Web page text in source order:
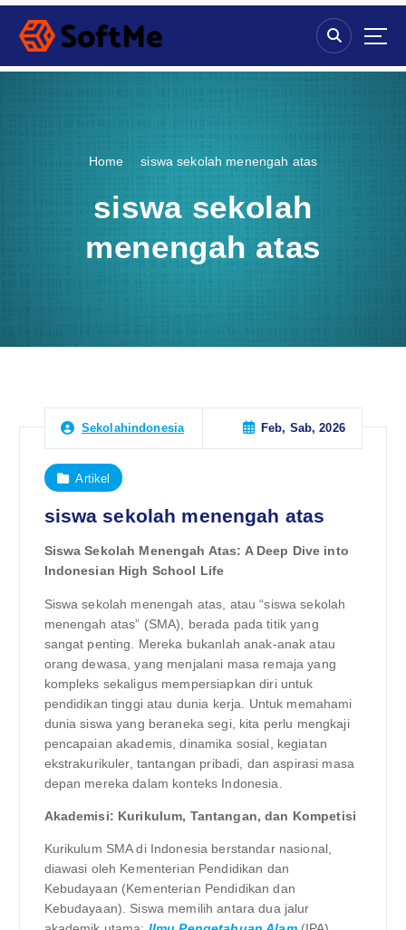
S
p
Home siswa sekolah menengah atas
siswa sekolah
menengah atas
Sekolahindonesia Feb, Sab, 2026
Artikel
siswa sekolah menengah atas
Siswa Sekolah Menengah Atas: A Deep Dive into
Indonesian High School Life
Siswa sekolah menengah atas, atau “siswa sekolah
menengah atas” (SMA), berada pada titik yang
sangat penting. Mereka bukanlah anak-anak atau
orang dewasa, yang menjalani masa remaja yang
kompleks sekaligus mempersiapkan diri untuk
pendidikan tinggi atau dunia kerja. Untuk memahami
dunia siswa yang beraneka segi, kita perlu mengkaji
pencapaian akademis, dinamika sosial, kegiatan
ekstrakurikuler, tantangan pribadi, dan aspirasi masa
depan mereka dalam konteks Indonesia.
Akademisi: Kurikulum, Tantangan, dan Kompetisi
Kurikulum SMA di Indonesia berstandar nasional,
diawasi oleh Kementerian Pendidikan dan
Kebudayaan (Kementerian Pendidikan dan
Kebudayaan). Siswa memilih antara dua jalur